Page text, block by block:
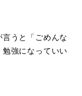
言うと「ごめんな
強になっていい